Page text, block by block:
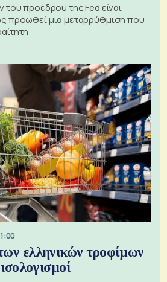
του προέδρου της Fed είναι
προωθεί μια μεταρρύθμιση που
ελληνικών τροφίμων